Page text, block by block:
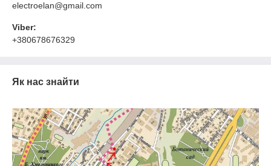
electroelan@gmail.com
Viber:
+380678676329
Як нас знайти